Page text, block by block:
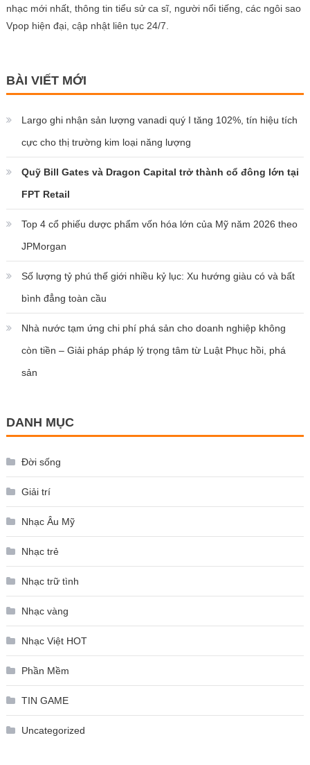
nhạc mới nhất, thông tin tiểu sử ca sĩ, người nổi tiếng, các ngôi sao
Vpop hiện đại, cập nhật liên tục 24/7.
BÀI VIẾT MỚI
Largo ghi nhận sản lượng vanadi quý I tăng 102%, tín hiệu tích
cực cho thị trường kim loại năng lượng
Quỹ Bill Gates và Dragon Capital trở thành cổ đông lớn tại
FPT Retail
Top 4 cổ phiếu dược phẩm vốn hóa lớn của Mỹ năm 2026 theo
JPMorgan
Số lượng tỷ phú thế giới nhiều kỷ lục: Xu hướng giàu có và bất
bình đẳng toàn cầu
Nhà nước tạm ứng chi phí phá sản cho doanh nghiệp không
còn tiền – Giải pháp pháp lý trọng tâm từ Luật Phục hồi, phá
sản
DANH MỤC
Đời sống
Giải trí
Nhạc Âu Mỹ
Nhạc trẻ
Nhạc trữ tình
Nhạc vàng
Nhạc Việt HOT
Phần Mềm
TIN GAME
Uncategorized